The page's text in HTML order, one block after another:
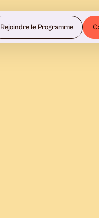
Rejoindre le Programme